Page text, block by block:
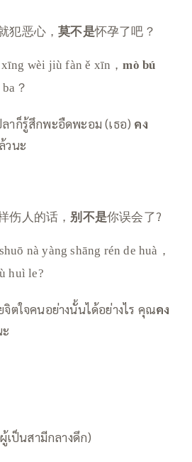
犯恶心，莫不是怀孕了吧？
wèi jiù fàn ě xīn，mò bú
？
าก็รู้สึกพะอืดพะอม (เธอ) คง
วนะ
伤人的话， 别不是你误会了?
nà yàng shāng rén de huà，
huì le?
จิตใจคนอย่างนั้นได้อย่างไร คุณคง
เป็นสามีกลางดึก)